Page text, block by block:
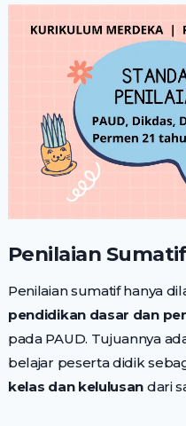
Penilaian Sumatif
Penilaian sumatif hanya
pendidikan dasar dan
pada PAUD. Tujuannya
belajar peserta didik
kelas dan kelulusan dari